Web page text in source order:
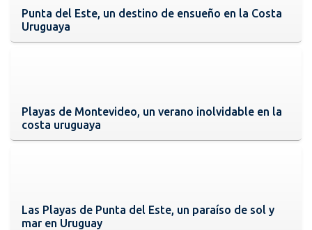
Punta del Este, un destino de ensueño en la Costa
Uruguaya
Playas de Montevideo, un verano inolvidable en la
costa uruguaya
Las Playas de Punta del Este, un paraíso de sol y
mar en Uruguay